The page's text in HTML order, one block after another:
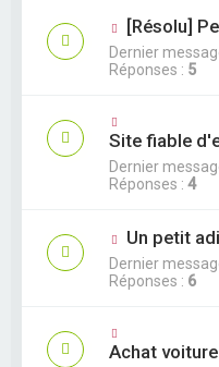
[Résolu]
Dernier
Réponses : 5
Site fiable
Dernier
Réponses : 4
Un petit
Dernier
Réponses : 6
Achat